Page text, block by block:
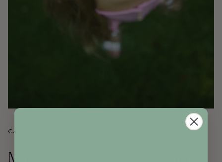
CALIDAD
Materiales ecológicos y sostenibles